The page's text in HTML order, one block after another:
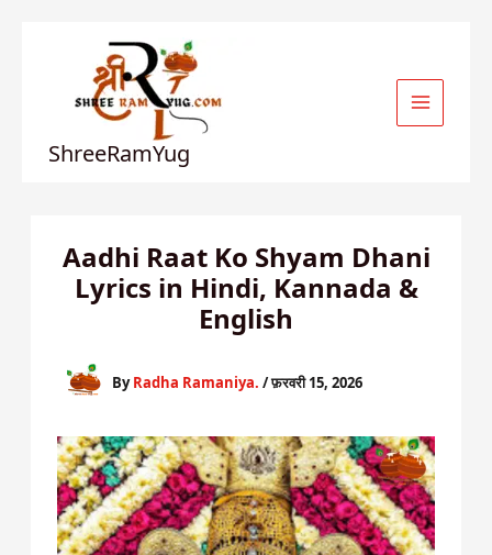
ShreeRamYug
Aadhi Raat Ko Shyam Dhani
Lyrics in Hindi, Kannada &
English
ByRadha Ramaniya. /फ़रवरी 15, 2026